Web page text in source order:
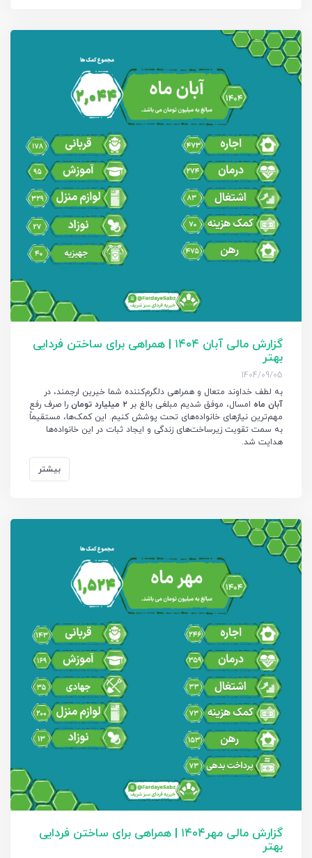
گزارش مالی آبان ۱۴۰۴ | همراهی برای ساختن فردایی
بهتر
1404/09/05
به لطف خداوند متعال و همراهی دلگرم‌کننده شما خیرین ارجمند، در
آبان ماه امسال، موفق شدیم مبلغی بالغ بر ۲ میلیارد تومان
را صرف رفع
مهم‌ترین نیازهای خانواده‌های تحت پوشش کنیم. این کمک‌ها، مستقیماً
به سمت تقویت زیرساخت‌های زندگی و ایجاد ثبات در این خانواده‌ها
هدایت شد.
بیشتر
گزارش مالی مهر۱۴۰۴ | همراهی برای ساختن فردایی
بهتر